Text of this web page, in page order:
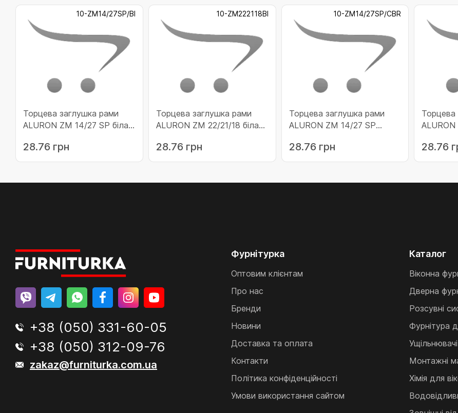
10-ZM14/27SP/BI
Торцева заглушка рами
ALURON ZM 14/27 SP біла
28.76 грн
10-ZM222118BI
Торцева заглушка рами
ALURON ZM 22/21/18 біла
28.76 грн
10-ZM14/27SP/CBR
Торцева заглушка рами
ALURON ZM 14/27 SP
ZM14/27SP/CBR)
28.76 грн
Торцева
28.76
+38 (050) 331-60-05
+38 (050) 312-09-76
zakaz@furniturka.com.ua
Фурнітурка
Оптовим клієнтам
Про нас
Бренди
Новини
Доставка та оплата
Контакти
Політика конфіденційності
Умови використання сайтом
Каталог
Віконна
Дверна
Розсувні
Фурнітура
Ущільнювачі
Монтажні
Хімія для